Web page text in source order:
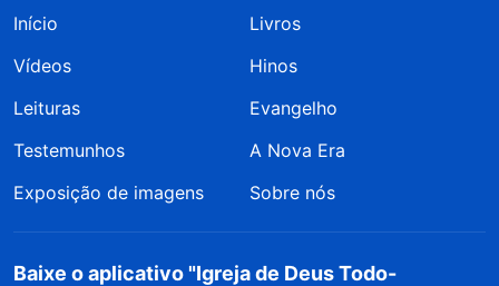
Início
Livros
Vídeos
Hinos
Leituras
Evangelho
Testemunhos
A Nova Era
Exposição de imagens
Sobre nós
Baixe o aplicativo "Igreja de Deus Todo-